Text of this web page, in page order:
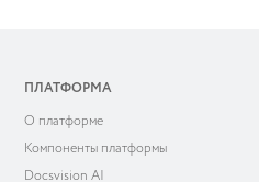
ПЛАТФОРМА
О платформе
Компоненты платформы
Docsvision AI